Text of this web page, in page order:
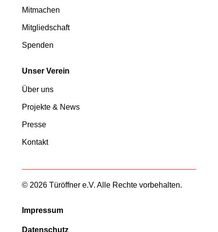
Mitmachen
Mitgliedschaft
Spenden
Unser Verein
Über uns
Projekte & News
Presse
Kontakt
© 2026 Türöffner e.V. Alle Rechte vorbehalten.
Impressum
Datenschutz